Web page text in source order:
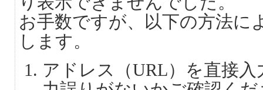
お手数ですが、以下の方法に
します。
アドレス（URL）を直接